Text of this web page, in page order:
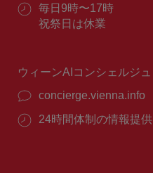
ル：
番
号：
営
業
毎日9時〜17時
祝祭日は休業
ウィーンAIコンシェルジュ
concierge.vienna.info
24時間体制の情報提供